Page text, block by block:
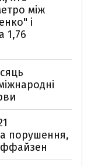
між
і
1,76
порушення,